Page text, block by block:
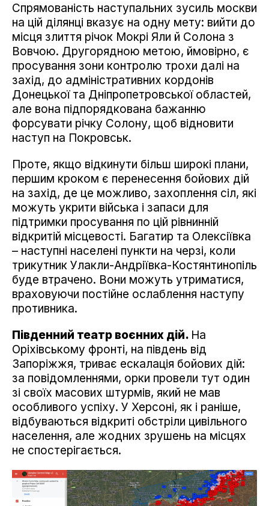
Спрямованість наступальних зусиль москви
на цій ділянці вказує на одну мету: вийти до
місця злиття річок Мокрі Яли й Солона з
Вовчою. Другорядною метою, ймовірно, є
просування зони контролю трохи далі на
захід, до адміністративних кордонів
Донецької та Дніпропетровської областей,
але вона підпорядкована бажанню
форсувати річку Солону, щоб відновити
наступ на Покровськ.
Проте, якщо відкинути більш широкі плани,
першим кроком є перенесення бойових дій
на захід, де це можливо, захоплення сіл, які
можуть укрити війська і запаси для
підтримки просування по цій рівнинній
відкритій місцевості. Багатир та Олексіївка
– наступні населені пункти на черзі, коли
трикутник Улакли-Андріївка-Костянтинопіль
буде втрачено. Вони можуть утриматися,
враховуючи постійне ослаблення наступу
противника.
Південний театр воєнних дій. На
Оріхівському фронті, на південь від
Запоріжжя, триває ескалація бойових дій:
за повідомленнями, орки провели тут один
зі своїх масових штурмів, який не мав
особливого успіху. У Херсоні, як і раніше,
відбуваються відкриті обстріли цивільного
населення, але жодних зрушень на місцях
не спостерігається.